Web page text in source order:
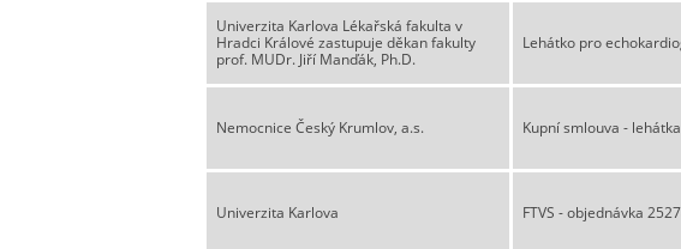
Univerzita Karlova Lékařská fakulta v
Hradci Králové zastupuje děkan fakulty
prof. MUDr. Jiří Manďák, Ph.D.
Lehátko pro
Nemocnice Český Krumlov, a.s. Kupní smlouva -
Univerzita Karlova FTVS - objednávka